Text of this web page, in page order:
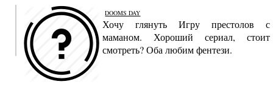
DOOMS DAY
Хочу глянуть Игру престолов с
маманом. Хороший сериал, стоит
смотреть? Оба любим фентези.